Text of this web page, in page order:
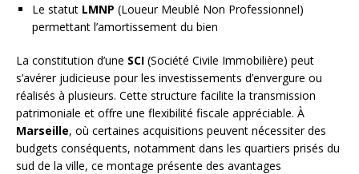
Le statut LMNP (Loueur Meublé Non Professionnel)
permettant l’amortissement du bien
La constitution d’une SCI (Société Civile Immobilière) peut
s’avérer judicieuse pour les investissements d’envergure ou
réalisés à plusieurs. Cette structure facilite la transmission
patrimoniale et offre une flexibilité fiscale appréciable. À
Marseille, où certaines acquisitions peuvent nécessiter des
budgets conséquents, notamment dans les quartiers prisés du
sud de la ville, ce montage présente des avantages